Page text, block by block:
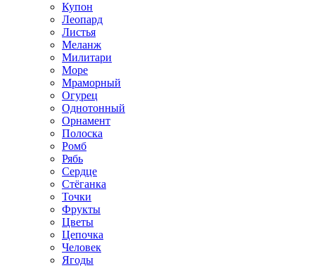
Купон
Леопард
Листья
Меланж
Милитари
Море
Мраморный
Огурец
Однотонный
Орнамент
Полоска
Ромб
Рябь
Сердце
Стёганка
Точки
Фрукты
Цветы
Цепочка
Человек
Ягоды